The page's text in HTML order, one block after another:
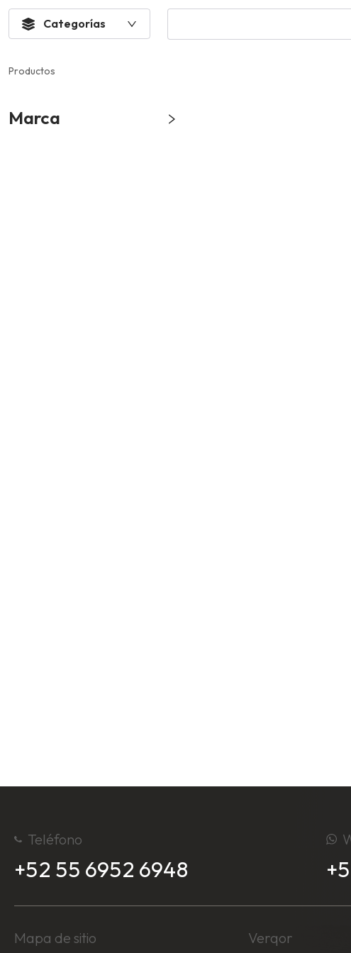
Categorías
Productos
Marca
Teléfono
+52 55 6952 6948
Mapa de sitio Verqor